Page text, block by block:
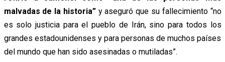
malvadas de la historia” y aseguró que su fallecimiento “no
es solo justicia para el pueblo de Irán, sino para todos los
grandes estadounidenses y para personas de muchos países
del mundo que han sido asesinadas o mutiladas”.